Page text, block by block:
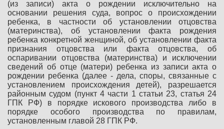
(из записи) акта о рождении исключительно на
основании решения суда, вопрос о происхождении
ребенка, в частности об установлении отцовства
(материнства), об установлении факта рождения
ребенка конкретной женщиной, об установлении факта
признания отцовства или факта отцовства, об
оспаривании отцовства (материнства) и исключении
сведений об отце (матери) ребенка из записи акта о
рождении ребенка (далее - дела, споры, связанные с
установлением происхождения детей), разрешается
районным судом (пункт 4 части 1 статьи 23, статья 24
ГПК РФ) в порядке искового производства либо в
порядке особого производства по правилам,
установленным главой 28 ГПК РФ.